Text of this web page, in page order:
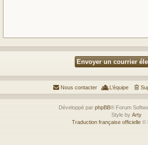
L’équipe
Nous contacter
Développé par phpBB® Forum
Style by Arty
Traduction française officielle ©